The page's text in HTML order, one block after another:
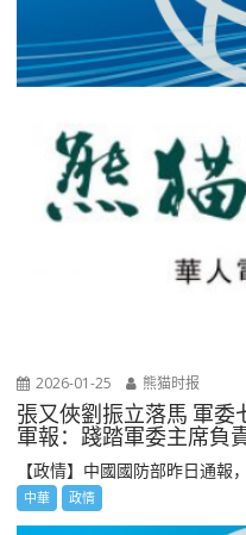
2026-01-25 熊猫时报
張又俠劉振立落馬 軍委
軍報：踐踏軍委主席負
【政情】中國國防部昨日通報
中華 政情